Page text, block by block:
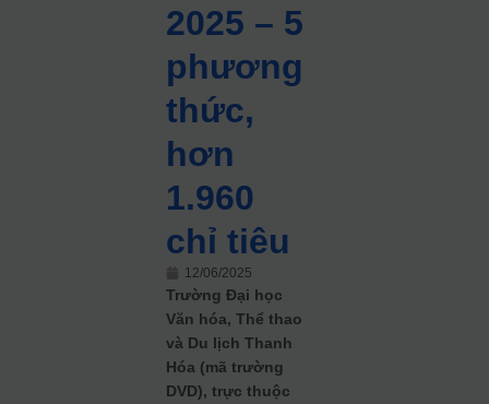
2025 – 5
phương
thức,
hơn
1.960
chỉ tiêu
12/06/2025
Trường Đại học
Văn hóa, Thể thao
và Du lịch Thanh
Hóa (mã trường
DVD), trực thuộc